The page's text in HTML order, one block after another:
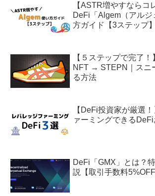
【ASTR増やすならコ
DeFi「Algem（アルジ
方ガイド【3ステップ】
【５ステップで完了
NFT → STEPN｜スニ
る方法
【DeFi投資家が厳選
ァーミングできる
DeFi「GMX」とは？
説【取引手数料5%OFF